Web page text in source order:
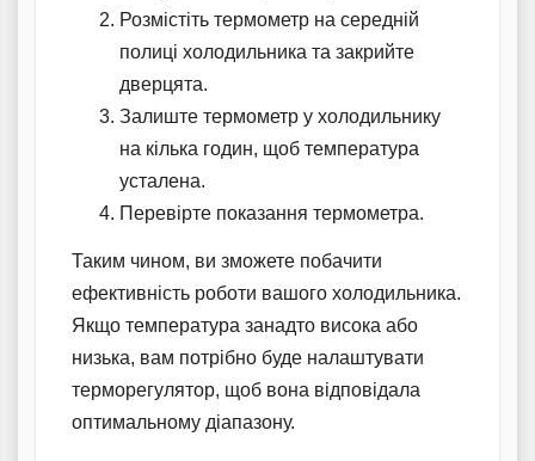
Розмістіть термометр на середній
полиці холодильника та закрийте
дверцята.
Залиште термометр у холодильнику
на кілька годин, щоб температура
усталена.
Перевірте показання термометра.
Таким чином, ви зможете побачити
ефективність роботи вашого холодильника.
Якщо температура занадто висока або
низька, вам потрібно буде налаштувати
терморегулятор, щоб вона відповідала
оптимальному діапазону.